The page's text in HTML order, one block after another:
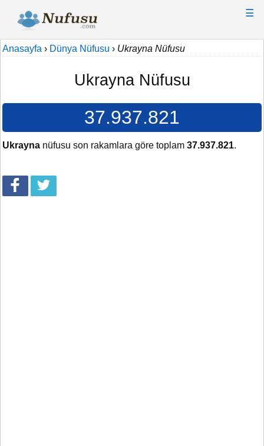
☰
Anasayfa › Dünya Nüfusu › Ukrayna Nüfusu
Ukrayna Nüfusu
37.937.821
Ukrayna nüfusu son rakamlara göre toplam 37.937.821.